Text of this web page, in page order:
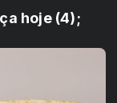
hoje (4);